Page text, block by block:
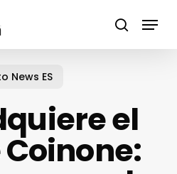
search
Menu
News ES
el
Coinone: